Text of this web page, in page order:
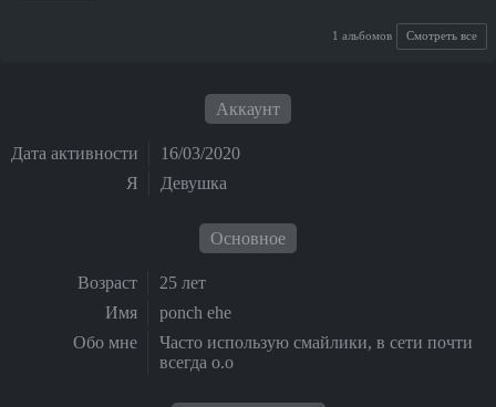
1 альбомов Смотреть все
Аккаунт
Дата активности
16/03/2020
Я
Девушка
Основное
Возраст
25 лет
Имя
ponch ehe
Обо мне
Часто использую смайлики, в сети почти
всегда о.о